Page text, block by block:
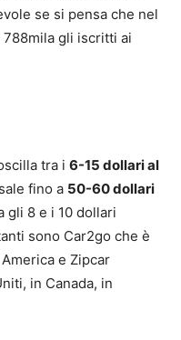
se si pensa che nel
gli iscritti ai
tra i 6-15 dollari al
fino a 50-60 dollari
gli 8 e i 10 dollari
sono Car2go che è
e Zipcar
in Canada, in